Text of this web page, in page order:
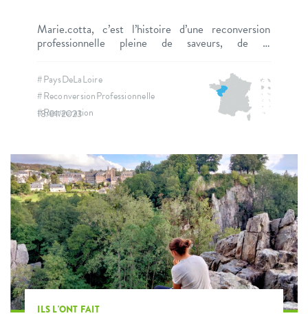
Marie.cotta, c’est l’histoire d’une reconversion
professionnelle pleine de saveurs, de la
#PaysDeLaLoire
#ReconversionProfessionnelle
#Restauration
18/01/2023
ILS L'ONT FAIT